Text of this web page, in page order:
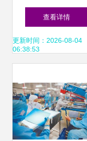
应信息及苏州沃克
塑胶的行业指导意
查看详情
更新时间：2026-08-04
06:38:53